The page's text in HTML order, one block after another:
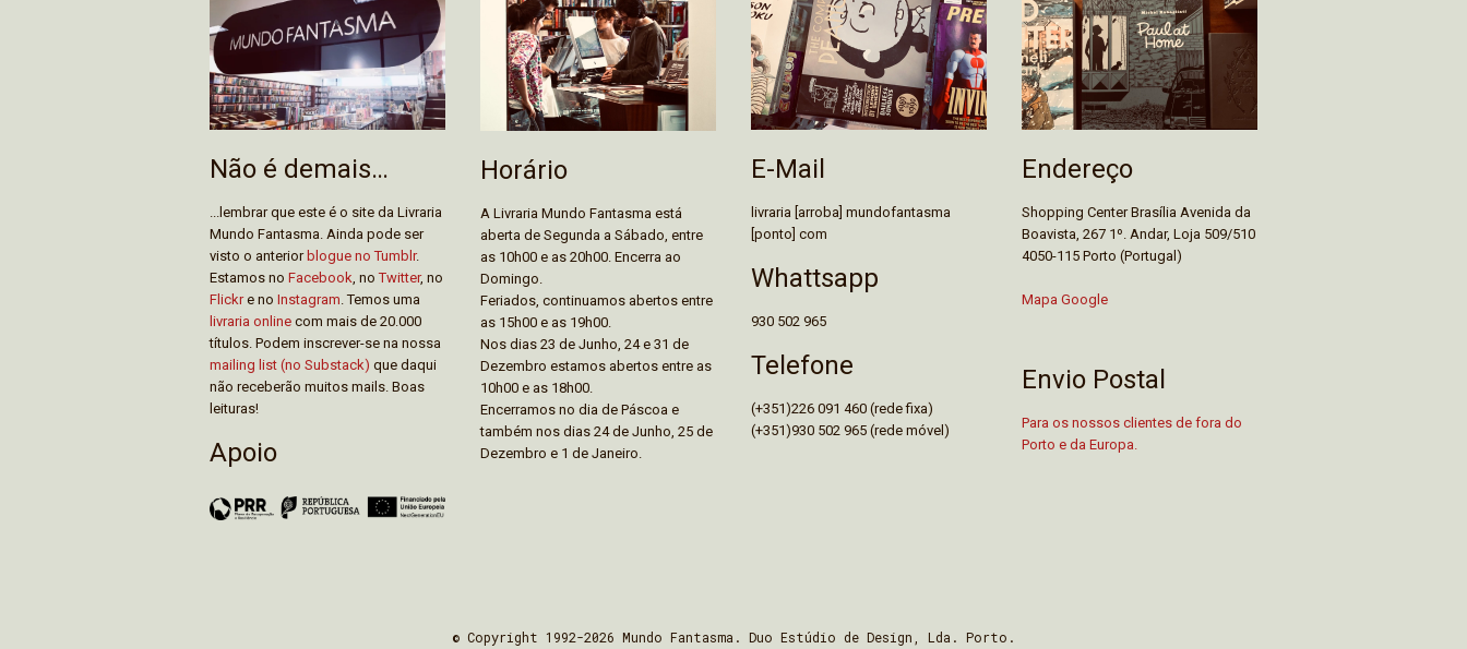
Não é demais…
...lembrar que este é o site da Livraria
Mundo Fantasma. Ainda pode ser
visto o anterior blogue no Tumblr.
Estamos no Facebook, noTwitter, no
Flickre no Instagram. Temos uma
livraria online com mais de 20.000
títulos. Podem inscrever-se na nossa
mailing list (no Substack) que daqui
não receberão muitos mails. Boas
leituras!
Apoio
Horário
A Livraria Mundo Fantasma está
aberta de Segunda a Sábado, entre
as 10h00 e as 20h00. Encerra ao
Domingo.
Feriados, continuamos abertos entre
as 15h00 e as 19h00.
Nos dias 23 de Junho, 24 e 31 de
Dezembro estamos abertos entre as
10h00 e as 18h00.
Encerramos no dia de Páscoa e
também nos dias 24 de Junho, 25 de
Dezembro e 1 de Janeiro.
E-Mail
livraria [arroba] mundofantasma
[ponto] com
Whattsapp
930 502 965
Telefone
(+351)226 091 460 (rede fixa)
(+351)930 502 965 (rede móvel)
Endereço
Shopping Center Brasília Avenida da
Boavista, 267 1º. Andar, Loja 509/510
4050-115 Porto (Portugal)
Mapa Google
Envio Postal
Para os nossos clientes de fora do
Porto e da Europa.
© Copyright 1992-2026 Mundo Fantasma. Duo Estúdio de Design, Lda. Porto.